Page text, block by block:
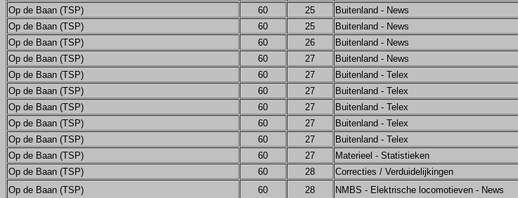
Op de Baan (TSP)
60 25 Buitenland - News
Op de Baan (TSP)
60 25 Buitenland - News
Op de Baan (TSP)
60 26 Buitenland - News
Op de Baan (TSP)
60 27 Buitenland - News
Op de Baan (TSP)
60 27 Buitenland - Telex
Op de Baan (TSP)
60 27 Buitenland - Telex
Op de Baan (TSP)
60 27 Buitenland - Telex
Op de Baan (TSP)
60 27 Buitenland - Telex
Op de Baan (TSP)
60 27 Buitenland - Telex
Op de Baan (TSP)
60 27 Materieel - Statistieken
Op de Baan (TSP)
60 28 Correcties / Verduidelijkingen
Op de Baan (TSP)
60 28 NMBS - Elektrische locomotieven - News